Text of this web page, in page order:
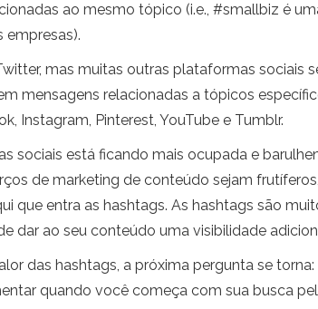
ao mesmo tópico (i.e., #smallbiz é
empresas).
mas muitas outras plataformas sociais
mensagens relacionadas a tópicos
Instagram, Pinterest, YouTube e Tumblr.
sociais está ficando mais ocupada e
de marketing de conteúdo sejam
que entra as hashtags. As hashtags são
dar ao seu conteúdo uma visibilidade
das hashtags, a próxima pergunta se
quando você começa com sua busca